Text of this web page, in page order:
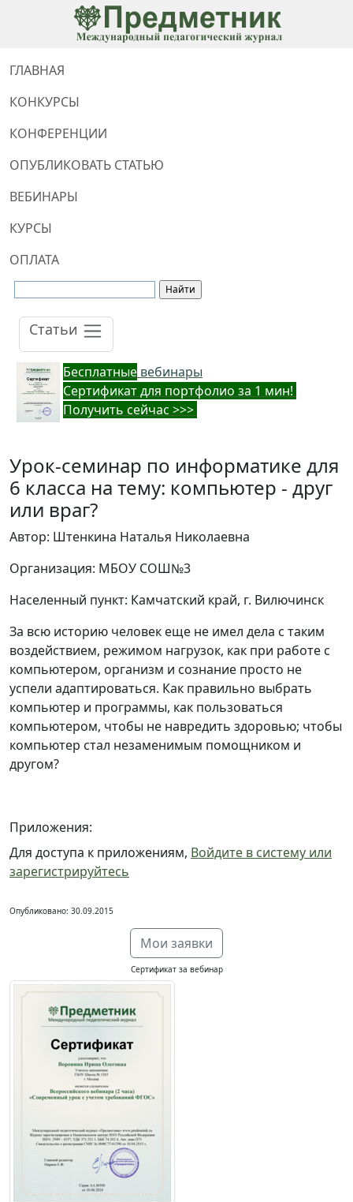
ГЛАВНАЯ
КОНКУРСЫ
КОНФЕРЕНЦИИ
ОПУБЛИКОВАТЬ СТАТЬЮ
ВЕБИНАРЫ
КУРСЫ
ОПЛАТА
Статьи
Бесплатные вебинары
Cертификат для портфолио за 1 мин!
Получить сейчас >>>
Урок-семинар по информатике для
6 класса на тему: компьютер - друг
или враг?
Автор: Штенкина Наталья Николаевна
Организация: МБОУ СОШ№3
Населенный пункт: Камчатский край, г. Вилючинск
За всю историю человек еще не имел дела с таким
воздействием, режимом нагрузок, как при работе с
компьютером, организм и сознание просто не
успели адаптироваться. Как правильно выбрать
компьютер и программы, как пользоваться
компьютером, чтобы не навредить здоровью; чтобы
компьютер стал незаменимым помощником и
другом?
Приложения:
Для доступа к приложениям, Войдите в систему или
зарегистрируйтесь
Опубликовано: 30.09.2015
Мои заявки
Сертификат за вебинар